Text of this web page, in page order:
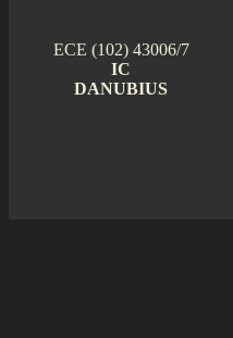
ECE (102) 43006/7
IC
DANUBIUS